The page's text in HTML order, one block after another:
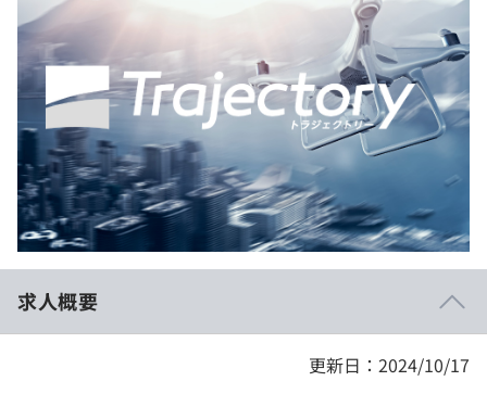
インタビュー
就活成功ガイド
リファレンス
個人向けプラン
法人向けプラン
学校向けプラン
契約内容・クーポン
再チャレンジ結果一覧
paiza times
note
求人概要
更新日：2024/10/17